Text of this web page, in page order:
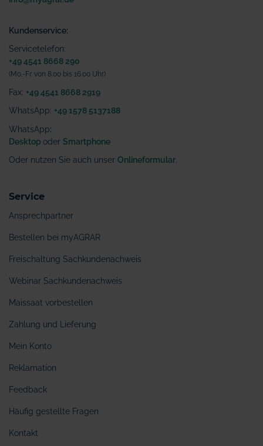
Kundenservice:
Servicetelefon:
+49 4541 8668 290
(Mo.-Fr. von 8.00 bis 16.00 Uhr)
Fax: +49 4541 8668 2919
WhatsApp: +49 1578 5137188
WhatsApp:
Desktop oder Smartphone
Oder nutzen Sie auch unser Onlineformular
Service
Ansprechpartner
Bestellen bei myAGRAR
Freischaltung Sachkundenachweis
Webinar Sachkundenachweis
Maissaat vorbestellen
Zahlung und Lieferung
Mein Konto
Reklamation
Feedback
Häufig gestellte Fragen
Kontakt